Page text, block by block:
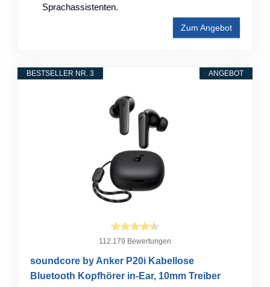
Sprachassistenten.
Zum Angebot
ANGEBOT
BESTSELLER NR. 3
112.179 Bewertungen
soundcore by Anker P20i Kabellose
Bluetooth Kopfhörer in-Ear, 10mm Treiber